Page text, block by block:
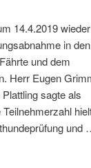
14.4.2019 wieder
in den
und dem
Herr Eugen
sagte als
und